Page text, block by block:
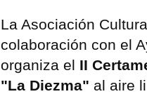
La Asociación
colaboración con el
organiza el II
"La Diezma" al aire